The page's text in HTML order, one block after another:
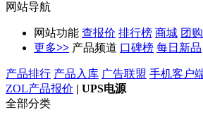
网站导航
网站功能 查报价 排行榜 商城 团购
更多>> 产品频道 口碑榜 每日新品
产品排行 产品入库 广告联盟 手机客户
ZOL产品报价 | UPS电源
全部分类